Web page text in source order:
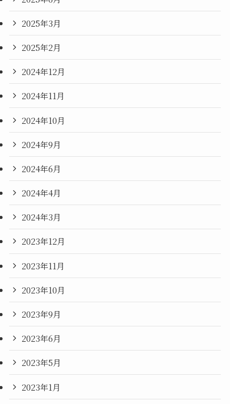
2025年3月
2025年2月
2024年12月
2024年11月
2024年10月
2024年9月
2024年6月
2024年4月
2024年3月
2023年12月
2023年11月
2023年10月
2023年9月
2023年6月
2023年5月
2023年1月